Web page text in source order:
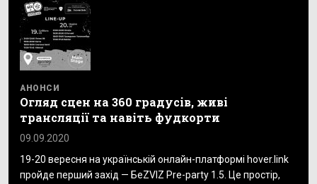
АНОНСИ
Огляд сцен на 360 градусів, живі
трансляції та навіть фудкорти
09.09.2020
19-20 вересня на українській онлайн-платформі hover.link
пройде перший захід — БеZVIZ Pre-party 1.5. Це простір,